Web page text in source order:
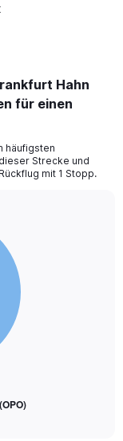
Hahn
für einen
häufigsten
Strecke und
mit 1 Stopp.